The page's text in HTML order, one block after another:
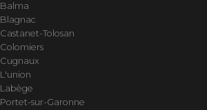
Balma
Blagnac
Castanet-Tolosan
Colomiers
Cugnaux
L'union
Labège
Portet-sur-Garonne